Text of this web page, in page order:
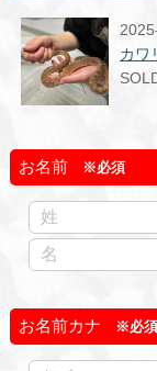
カワ
お名前
お名前カナ